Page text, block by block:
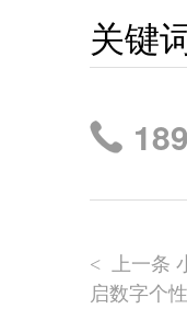
关键
< 上一条
启数字个